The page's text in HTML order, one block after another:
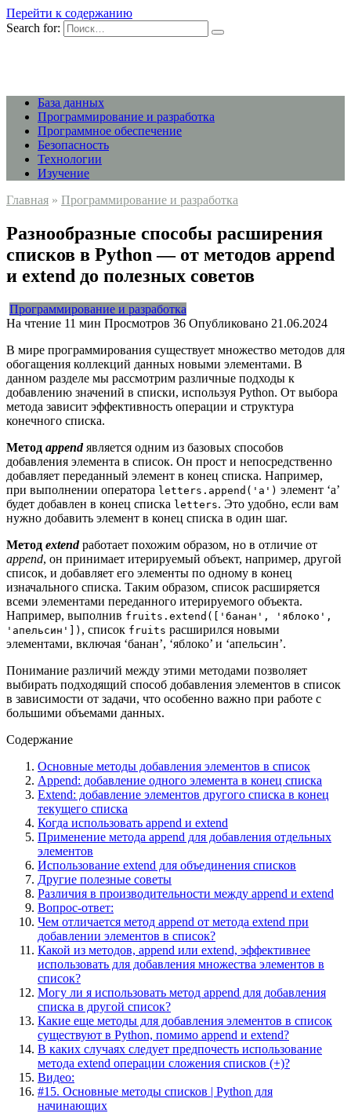
Перейти к содержанию
Search for:
База данных
Программирование и разработка
Программное обеспечение
Безопасность
Технологии
Изучение
Главная » Программирование и разработка
Разнообразные способы расширения
списков в Python — от методов append
и extend до полезных советов
Программирование и разработка
На чтение 11 мин Просмотров 36 Опубликовано 21.06.2024
В мире программирования существует множество методов для
обогащения коллекций данных новыми элементами. В
данном разделе мы рассмотрим различные подходы к
добавлению значений в списки, используя Python. От выбора
метода зависит эффективность операции и структура
конечного списка.
Метод appendявляется одним из базовых способов
добавления элемента в список. Он прост и непосредственно
добавляет переданный элемент в конец списка. Например,
при выполнении оператора letters.append('а') элемент ‘а’
будет добавлен в конец списка letters. Это удобно, если вам
нужно добавить элемент в конец списка в один шаг.
Метод extendработает похожим образом, но в отличие от
append, он принимает итерируемый объект, например, другой
список, и добавляет его элементы по одному в конец
изначального списка. Таким образом, список расширяется
всеми элементами переданного итерируемого объекта.
Например, выполнив fruits.extend(['банан', 'яблоко',
'апельсин']) , список fruits расширился новыми
элементами, включая ‘банан’, ‘яблоко’ и ‘апельсин’.
Понимание различий между этими методами позволяет
выбирать подходящий способ добавления элементов в список
в зависимости от задачи, что особенно важно при работе с
большими объемами данных.
Содержание
Основные методы добавления элементов в список
Append: добавление одного элемента в конец списка
Extend: добавление элементов другого списка в конец
текущего списка
Когда использовать append и extend
Применение метода append для добавления отдельных
элементов
Использование extend для объединения списков
Другие полезные советы
Различия в производительности между append и extend
Вопрос-ответ:
Чем отличается метод append от метода extend при
добавлении элементов в список?
Какой из методов, append или extend, эффективнее
использовать для добавления множества элементов в
список?
Могу ли я использовать метод append для добавления
списка в другой список?
Какие еще методы для добавления элементов в список
существуют в Python, помимо append и extend?
В каких случаях следует предпочесть использование
метода extend операции сложения списков (+)?
Видео:
#15. Основные методы списков | Python для
начинающих